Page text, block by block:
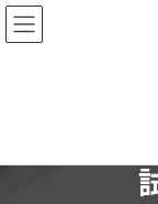
コ
ン
キ
ナ
ビ
に